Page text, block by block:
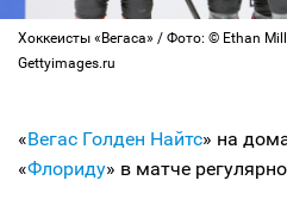
Хоккеисты «Вегаса» / Фото: © Ethan
Gettyimages.ru
«Вегас Голден Найтс» на
«Флориду» в матче